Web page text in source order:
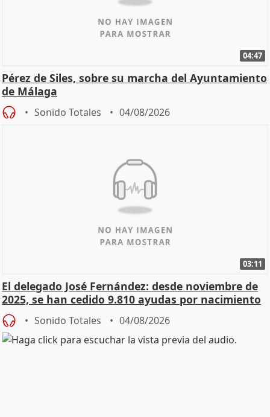
04:47
Pérez de Siles, sobre su marcha del Ayuntamiento
de Málaga
Sonido Totales 04/08/2026
03:11
El delegado José Fernández: desde noviembre de
2025, se han cedido 9.810 ayudas por nacimiento
Sonido Totales 04/08/2026